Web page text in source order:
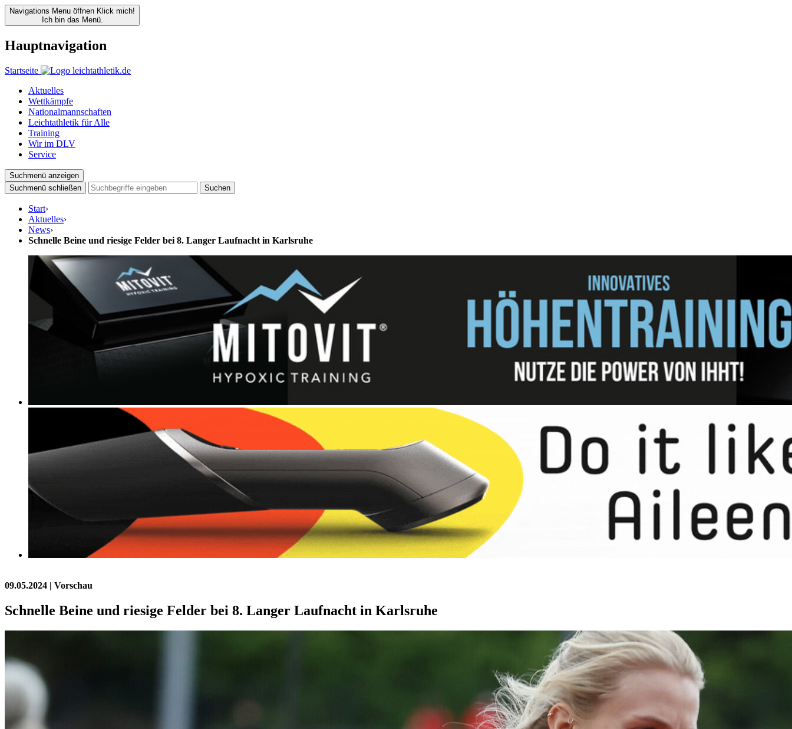
Navigations Menu öffnen Klick mich!
Ich bin das Menü.
Hauptnavigation
Startseite
Aktuelles
Wettkämpfe
Nationalmannschaften
Leichtathletik für Alle
Training
Wir im DLV
Service
Suchmenü anzeigen
Suchmenü schließen
Suchen
Start›
Aktuelles›
News›
Schnelle Beine und riesige Felder bei 8. Langer Laufnacht in Karlsruhe
09.05.2024 | Vorschau
Schnelle Beine und riesige Felder bei 8. Langer Laufnacht in Karlsruhe